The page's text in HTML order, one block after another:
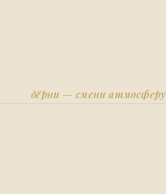
дёрни — смени атмосферу